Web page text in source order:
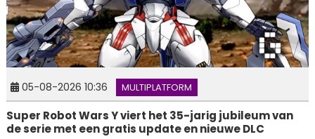
05-08-2026 10:36 MULTIPLATFORM
Super Robot Wars Y viert het 35-jarig jubileum van
de serie met een gratis update en nieuwe DLC